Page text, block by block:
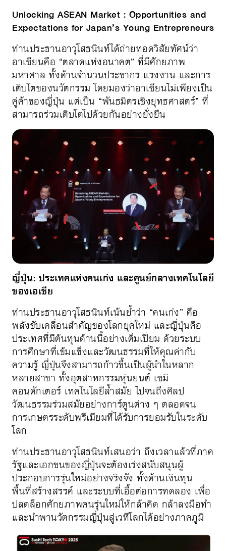
Unlocking ASEAN Market : Opportunities and
Expectations for Japan’s Young Entrepreneurs
ท่านประธานอาวุโสธนินท์ได้ถ่ายทอดวิสัยทัศน์ว่า
อาเซียนคือ “ตลาดแห่งอนาคต” ที่มีศักยภาพ
มหาศาล ทั้งด้านจำนวนประชากร แรงงาน และการ
เติบโตของนวัตกรรม โดยมองว่าอาเซียนไม่เพียงเป็น
คู่ค้าของญี่ปุ่น แต่เป็น “พันธมิตรเชิงยุทธศาสตร์” ที่
สามารถร่วมเติบโตไปด้วยกันอย่างยั่งยืน
ญี่ปุ่น: ประเทศแห่งคนเก่ง และศูนย์กลางเทคโนโลยี
ของเอเชีย
ท่านประธานอาวุโสธนินท์เน้นย้ำว่า “คนเก่ง” คือ
พลังขับเคลื่อนสำคัญของโลกยุคใหม่ และญี่ปุ่นคือ
ประเทศที่มีต้นทุนด้านนี้อย่างเต็มเปี่ยม ด้วยระบบ
การศึกษาที่เข้มแข็งและวัฒนธรรมที่ให้คุณค่ากับ
ความรู้ ญี่ปุ่นจึงสามารถก้าวขึ้นเป็นผู้นำในหลาก
หลายสาขา ทั้งอุตสาหกรรมหุ่นยนต์ เซมิ
คอนดักเตอร์ เทคโนโลยีล้ำสมัย ไปจนถึงศิลป
วัฒนธรรมร่วมสมัยอย่างการ์ตูนต่าง ๆ ตลอดจน
การเกษตรระดับพรีเมียมที่ได้รับการยอมรับในระดับ
โลก
ท่านประธานอาวุโสธนินท์เสนอว่า ถึงเวลาแล้วที่ภาค
รัฐและเอกชนของญี่ปุ่นจะต้องเร่งสนับสนุนผู้
ประกอบการรุ่นใหม่อย่างจริงจัง ทั้งด้านเงินทุน
พื้นที่สร้างสรรค์ และระบบที่เอื้อต่อการทดลอง เพื่อ
ปลดล็อกศักยภาพคนรุ่นใหม่ให้กล้าคิด กล้าลงมือทำ
และนำพานวัตกรรมญี่ปุ่นสู่เวทีโลกได้อย่างภาคภูมิ